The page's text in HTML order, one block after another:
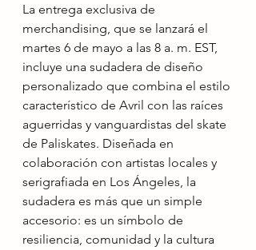
La entrega exclusiva de
merchandising, que se lanzará el
martes 6 de mayo a las 8 a. m. EST,
incluye una sudadera de diseño
personalizado que combina el estilo
característico de Avril con las raíces
aguerridas y vanguardistas del skate
de Paliskates. Diseñada en
colaboración con artistas locales y
serigrafiada en Los Ángeles, la
sudadera es más que un simple
accesorio: es un símbolo de
resiliencia, comunidad y la cultura